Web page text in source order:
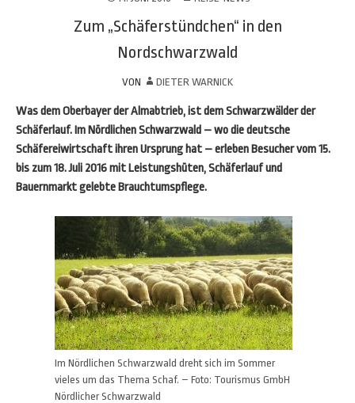
Zum „Schäferstündchen“ in den
Nordschwarzwald
VON DIETER WARNICK
Was dem Oberbayer der Almabtrieb, ist dem Schwarzwälder der
Schäferlauf. Im Nördlichen Schwarzwald – wo die deutsche
Schäfereiwirtschaft ihren Ursprung hat – erleben Besucher vom 15.
bis zum 18. Juli 2016 mit Leistungshüten, Schäferlauf und
Bauernmarkt gelebte Brauchtumspflege.
Im Nördlichen Schwarzwald dreht sich im Sommer
vieles um das Thema Schaf. – Foto: Tourismus GmbH
Nördlicher Schwarzwald